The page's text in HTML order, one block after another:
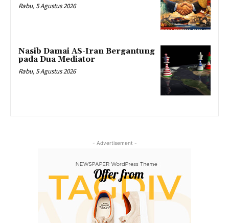
Rabu, 5 Agustus 2026
Nasib Damai AS-Iran Bergantung
pada Dua Mediator
Rabu, 5 Agustus 2026
- Advertisement -